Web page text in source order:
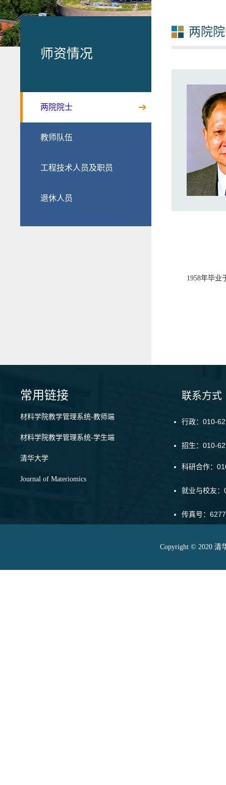
师资情况
两院院士
教师队伍
工程技术人员及职员
退休人员
两院
1958年毕业
常用链接
材料学院教学管理系统-教师端
材料学院教学管理系统-学生端
清华大学
Journal of Materiomics
联系方式
行政：010-
招生：010-
科研合作：
就业与校友
传真号：
Copyright © 2020 清